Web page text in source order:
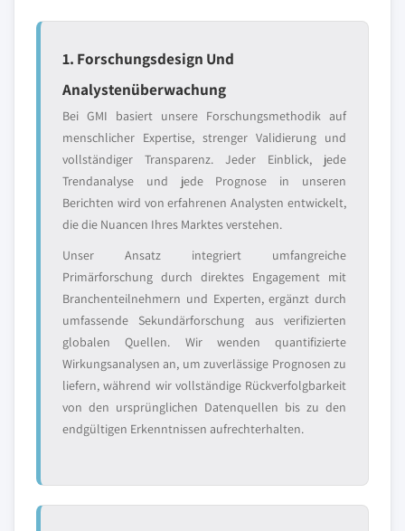
1. Forschungsdesign Und
Analystenüberwachung
Bei GMI basiert unsere Forschungsmethodik auf
menschlicher Expertise, strenger Validierung und
vollständiger Transparenz. Jeder Einblick, jede
Trendanalyse und jede Prognose in unseren
Berichten wird von erfahrenen Analysten entwickelt,
die die Nuancen Ihres Marktes verstehen.
Unser Ansatz integriert umfangreiche
Primärforschung durch direktes Engagement mit
Branchenteilnehmern und Experten, ergänzt durch
umfassende Sekundärforschung aus verifizierten
globalen Quellen. Wir wenden quantifizierte
Wirkungsanalysen an, um zuverlässige Prognosen zu
liefern, während wir vollständige Rückverfolgbarkeit
von den ursprünglichen Datenquellen bis zu den
endgültigen Erkenntnissen aufrechterhalten.